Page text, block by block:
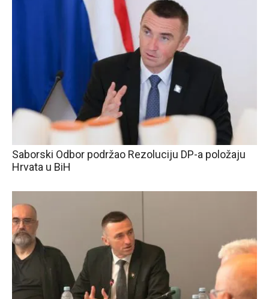
Saborski Odbor podržao Rezoluciju DP-a položaju
Hrvata u BiH